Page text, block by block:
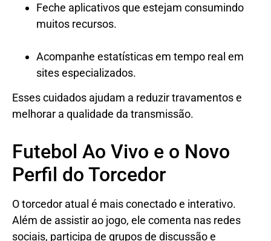
Feche aplicativos que estejam consumindo
muitos recursos.
Acompanhe estatísticas em tempo real em
sites especializados.
Esses cuidados ajudam a reduzir travamentos e
melhorar a qualidade da transmissão.
Futebol Ao Vivo e o Novo
Perfil do Torcedor
O torcedor atual é mais conectado e interativo.
Além de assistir ao jogo, ele comenta nas redes
sociais, participa de grupos de discussão e